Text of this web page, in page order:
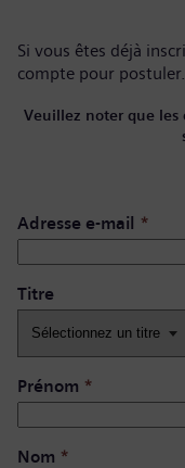
Si vous êtes déjà
compte pour postuler.
Veuillez noter que les
Adresse e-mail *
Titre
Prénom *
Nom *